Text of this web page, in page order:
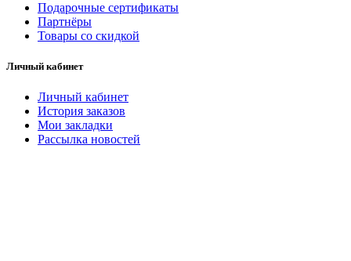
Подарочные сертификаты
Партнёры
Товары со скидкой
Личный кабинет
Личный кабинет
История заказов
Мои закладки
Рассылка новостей